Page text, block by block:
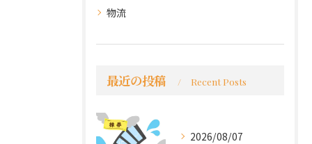
物流
最近の投稿 Recent Posts
2026/08/07